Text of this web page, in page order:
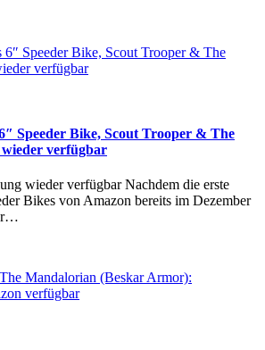
Speeder Bike, Scout Trooper & The
verfügbar
wieder verfügbar Nachdem die erste
Bikes von Amazon bereits im Dezember